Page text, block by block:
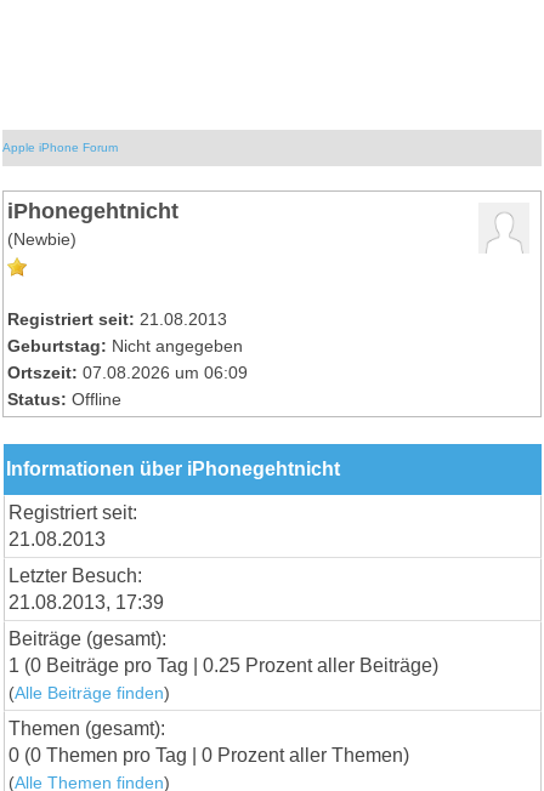
Apple iPhone Forum
iPhonegehtnicht
(Newbie)
Registriert seit: 21.08.2013
Geburtstag: Nicht angegeben
Ortszeit: 07.08.2026 um 06:09
Status: Offline
Informationen über iPhonegehtnicht
Registriert seit:
21.08.2013
Letzter Besuch:
21.08.2013, 17:39
Beiträge (gesamt):
1 (0 Beiträge pro Tag | 0.25 Prozent aller Beiträge)
(Alle Beiträge finden)
Themen (gesamt):
0 (0 Themen pro Tag | 0 Prozent aller Themen)
(Alle Themen finden)